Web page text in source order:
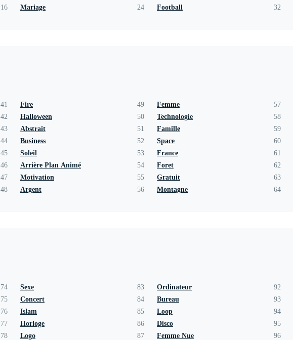
16
Mariage
24
Football
32
41
Fire
42
Halloween
43
Abstrait
44
Business
45
Soleil
46
Arrière Plan Animé
47
Motivation
48
Argent
49
Femme
50
Technologie
51
Famille
52
Space
53
France
54
Foret
55
Gratuit
56
Montagne
57
58
59
60
61
62
63
64
74
Sexe
75
Concert
76
Islam
77
Horloge
78
Logo
83
Ordinateur
84
Bureau
85
Loop
86
Disco
87
Femme Nue
92
93
94
95
96